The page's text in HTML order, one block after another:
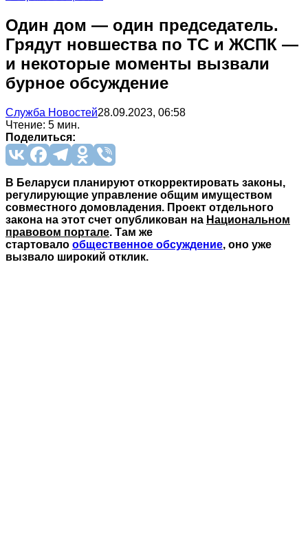
Один дом — один председатель.
Грядут новшества по ТС и ЖСПК —
и некоторые моменты вызвали
бурное обсуждение
Служба Новостей28.09.2023, 06:58
Чтение: 5 мин.
Поделиться:
В Беларуси планируют откорректировать законы,
регулирующие управление общим имуществом
совместного домовладения. Проект отдельного
закона на этот счет опубликован на Национальном
правовом портале. Там же
стартовало общественное обсуждение, оно уже
вызвало широкий отклик.